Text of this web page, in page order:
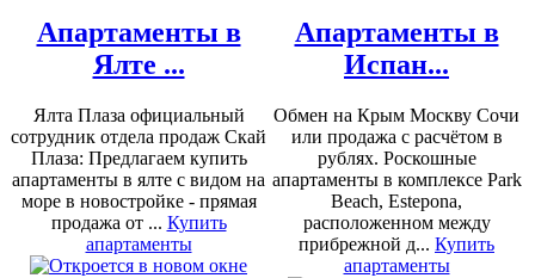
Апартаменты в
Ялте ...
Ялта Плаза официальный
сотрудник отдела продаж Скай
Плаза: Предлагаем купить
апартаменты в ялте с видом на
море в новостройке - прямая
продажа от ... Купить
апартаменты
Апартаменты в
Испан...
Обмен на Крым Москву Сочи
или продажа с расчётом в
рублях. Роскошные
апартаменты в комплексе Park
Beach, Estepona,
расположенном между
прибрежной д... Купить
апартаменты